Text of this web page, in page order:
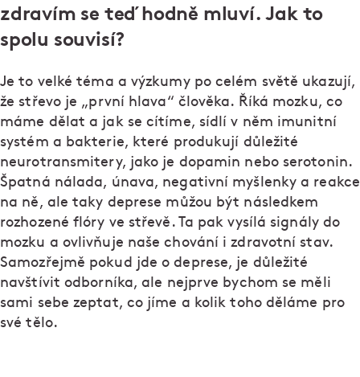
zdravím se teď hodně mluví. Jak to
spolu souvisí?
Je to velké téma a výzkumy po celém světě ukazují,
že střevo je „první hlava“ člověka. Říká mozku, co
máme dělat a jak se cítíme, sídlí v něm imunitní
systém a bakterie, které produkují důležité
neurotransmitery, jako je dopamin nebo serotonin.
Špatná nálada, únava, negativní myšlenky a reakce
na ně, ale taky deprese můžou být následkem
rozhozené flóry ve střevě. Ta pak vysílá signály do
mozku a ovlivňuje naše chování i zdravotní stav.
Samozřejmě pokud jde o deprese, je důležité
navštívit odborníka, ale nejprve bychom se měli
sami sebe zeptat, co jíme a kolik toho děláme pro
své tělo.